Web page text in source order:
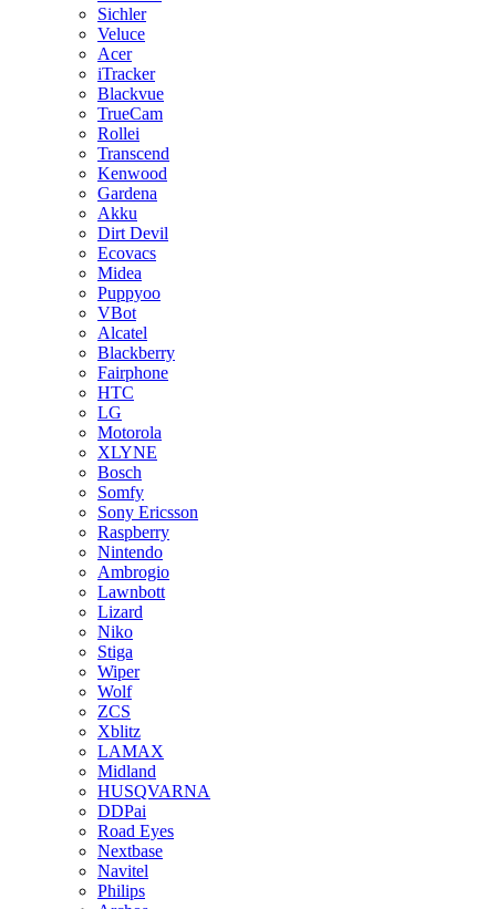
Sichler
Veluce
Acer
iTracker
Blackvue
TrueCam
Rollei
Transcend
Kenwood
Gardena
Akku
Dirt Devil
Ecovacs
Midea
Puppyoo
VBot
Alcatel
Blackberry
Fairphone
HTC
LG
Motorola
XLYNE
Bosch
Somfy
Sony Ericsson
Raspberry
Nintendo
Ambrogio
Lawnbott
Lizard
Niko
Stiga
Wiper
Wolf
ZCS
Xblitz
LAMAX
Midland
HUSQVARNA
DDPai
Road Eyes
Nextbase
Navitel
Philips